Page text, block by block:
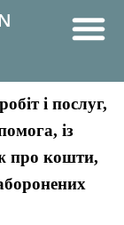
і послуг,
із
про кошти,